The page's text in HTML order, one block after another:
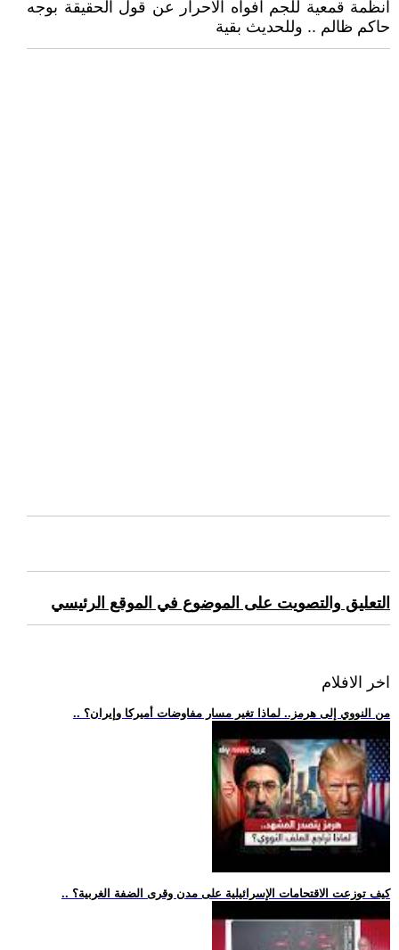
انظمة قمعية للجم افواه الاحرار عن قول الحقيقة بوجه
حاكم ظالم .. وللحديث بقية
التعليق والتصويت على الموضوع في الموقع الرئيسي
اخر الافلام
.. من النووي إلى هرمز.. لماذا تغير مسار مفاوضات أميركا وإيران؟
.. كيف توزعت الاقتحامات الإسرائيلية على مدن وقرى الضفة الغربية؟